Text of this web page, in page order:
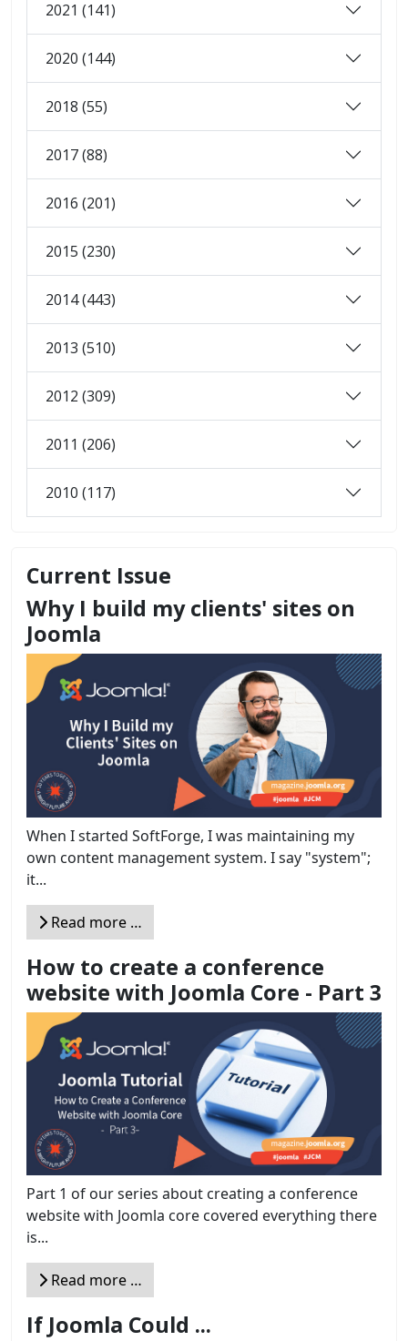
2021 (141)
2020 (144)
2018 (55)
2017 (88)
2016 (201)
2015 (230)
2014 (443)
2013 (510)
2012 (309)
2011 (206)
2010 (117)
Current Issue
Why I build my clients' sites on
Joomla
When I started SoftForge, I was maintaining my
own content management system. I say "system";
it...
Read more …
How to create a conference
website with Joomla Core - Part 3
Part 1 of our series about creating a conference
website with Joomla core covered everything there
is...
Read more …
If Joomla Could ...